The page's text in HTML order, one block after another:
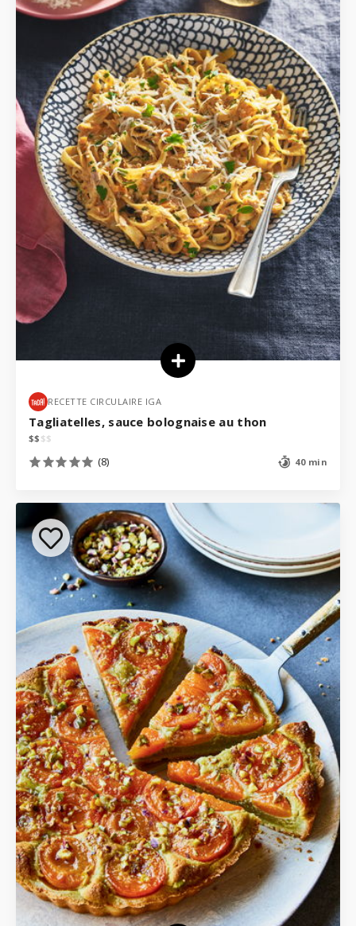
RECETTE CIRCULAIRE IGA
Tagliatelles, sauce bolognaise au thon
$$ $$
(8) 40 min